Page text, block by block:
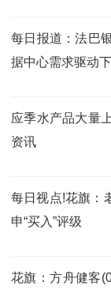
每日报道：法巴
据中心需求驱动
应季水产品大量
资讯
每日视点!花旗：
申“买入”评级
花旗：方舟健客